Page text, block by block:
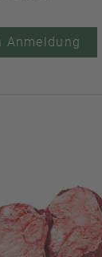
Anmeldung